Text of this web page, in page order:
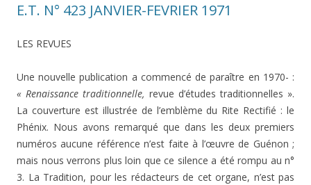
E.T. N° 423 JANVIER-FEVRIER 1971
LES REVUES
Une nouvelle publication a commencé de paraître en 1970- :
« Renaissance traditionnelle, revue d’études tradi­tionnelles ».
La couverture est illustrée de l’emblème du Rite Rectifié : le
Phénix. Nous avons remarqué que dans les deux premiers
numéros aucune référence n’est faite à l’œuvre de Guénon ;
mais nous verrons plus loin que ce silence a été rompu au n°
3. La Tradition, pour les rédac­teurs de cet organe, n’est pas